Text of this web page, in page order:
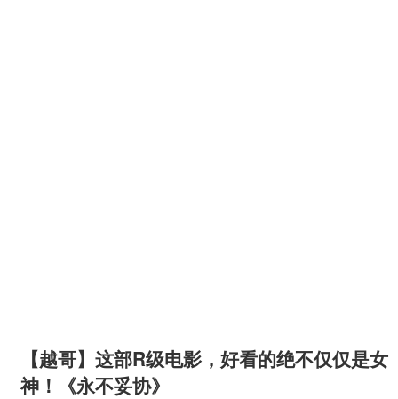
【越哥】这部R级电影，好看的绝不仅仅是女
神！《永不妥协》